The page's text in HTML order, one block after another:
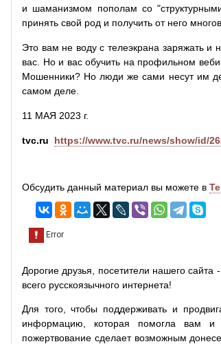
и шаманизмом пополам со
принять свой род и получить от него
Это вам не воду с телеэкрана заряжать и
вас. Но и вас обучить на профильном
Мошенники? Но люди же сами несут им
самом деле.
11 МАЯ 2023 г.
tvc.ru https://www.tvc.ru/news/show/id/
Обсудить данный материал вы можете в
Дорогие друзья, посетители нашего сайта
всего русскоязычного интернета!
Для того, чтобы поддерживать и
информацию, которая помогла вам и
пожертвование сделает возможным